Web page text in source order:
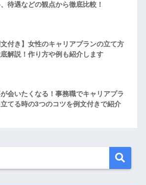
待遇などの観点から徹底比較！
文付き】女性のキャリアプランの立て方
解説！作り方や例も紹介します
が会いたくなる！事務職でキャリアプラ
てる時の3つのコツを例文付きで紹介